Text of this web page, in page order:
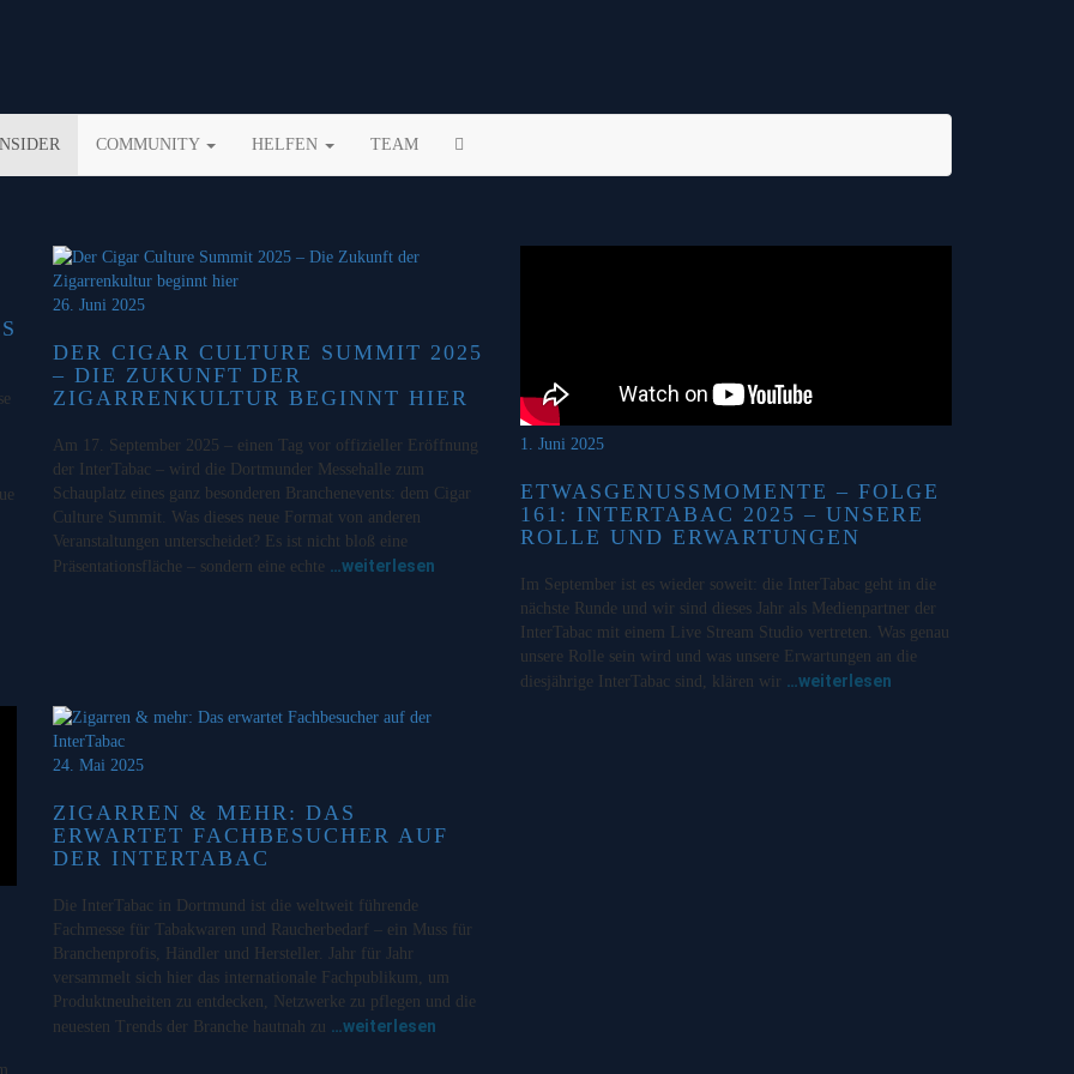
COMMUNITY HELFEN TEAM
26. Juni 2025
DER CIGAR CULTURE SUMMIT 2025
– DIE ZUKUNFT DER
ZIGARRENKULTUR BEGINNT HIER
Am 17. September 2025 – einen Tag vor offizieller Eröffnung
der InterTabac – wird die Dortmunder Messehalle zum
Schauplatz eines ganz besonderen Branchenevents: dem Cigar
Culture Summit. Was dieses neue Format von anderen
Veranstaltungen unterscheidet? Es ist nicht bloß eine
Präsentationsfläche – sondern eine echte …weiterlesen
1. Juni 2025
ETWASGENUSSMOMENTE – FOLGE
161: INTERTABAC 2025 – UNSERE
ROLLE UND ERWARTUNGEN
Im September ist es wieder soweit: die InterTabac geht in die
nächste Runde und wir sind dieses Jahr als Medienpartner der
InterTabac mit einem Live Stream Studio vertreten. Was genau
unsere Rolle sein wird und was unsere Erwartungen an die
diesjährige InterTabac sind, klären wir …weiterlesen
24. Mai 2025
ZIGARREN & MEHR: DAS
ERWARTET FACHBESUCHER AUF
DER INTERTABAC
Die InterTabac in Dortmund ist die weltweit führende
Fachmesse für Tabakwaren und Raucherbedarf – ein Muss für
Branchenprofis, Händler und Hersteller. Jahr für Jahr
versammelt sich hier das internationale Fachpublikum, um
Produktneuheiten zu entdecken, Netzwerke zu pflegen und die
neuesten Trends der Branche hautnah zu …weiterlesen